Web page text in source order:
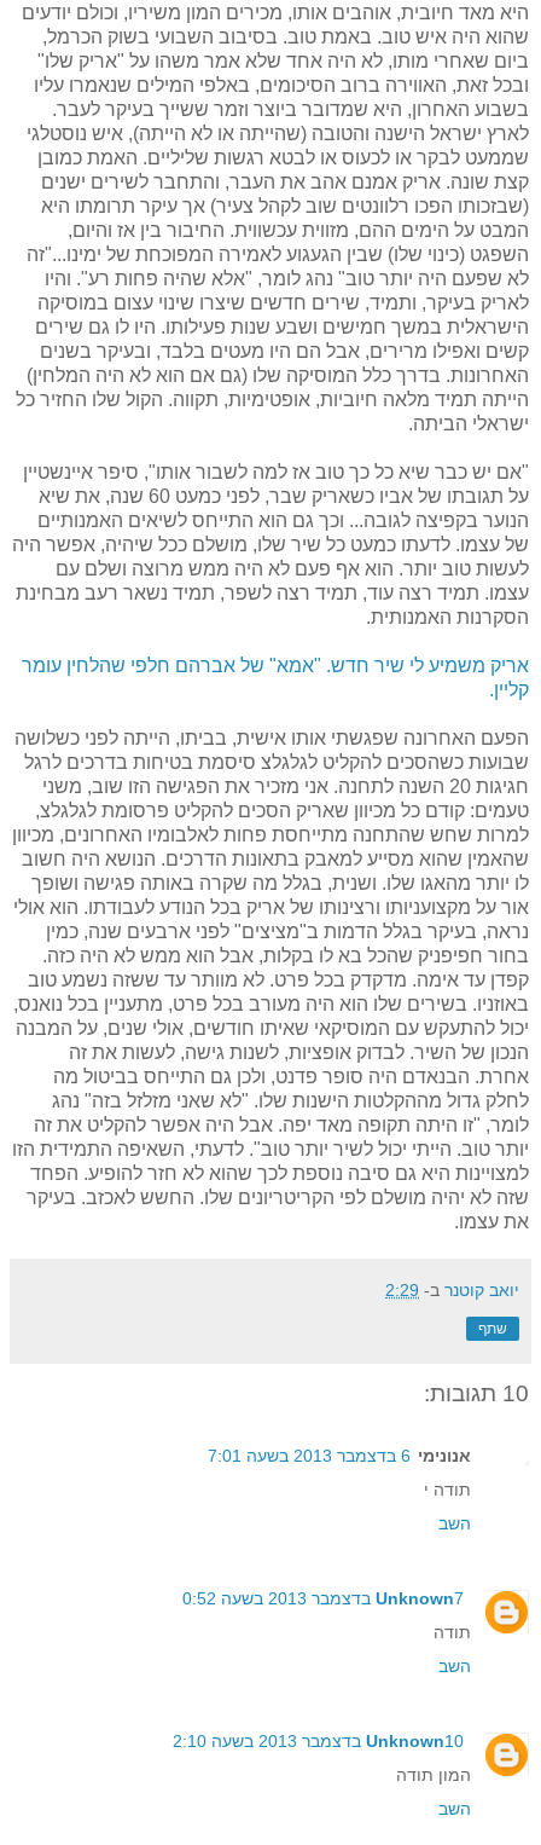
היא מאד חיובית, אוהבים אותו, מכירים המון משיריו, וכולם יודעים
שהוא היה איש טוב. באמת טוב. בסיבוב השבועי בשוק הכרמל,
ביום שאחרי מותו, לא היה אחד שלא אמר משהו על "אריק שלו"
ובכל זאת, האווירה ברוב הסיכומים, באלפי המילים שנאמרו עליו
בשבוע האחרון, היא שמדובר ביוצר וזמר ששייך בעיקר לעבר.
לארץ ישראל הישנה והטובה (שהייתה או לא הייתה), איש נוסטלגי
שממעט לבקר או לכעוס או לבטא רגשות שליליים. האמת כמובן
קצת שונה. אריק אמנם אהב את העבר, והתחבר לשירים ישנים
(שבזכותו הפכו רלוונטים שוב לקהל צעיר) אך עיקר תרומתו היא
המבט על הימים ההם, מזווית עכשווית. החיבור בין אז והיום,
השפגט (כינוי שלו) שבין הגעגוע לאמירה המפוכחת של ימינו..."זה
לא שפעם היה יותר טוב" נהג לומר, "אלא שהיה פחות רע". והיו
לאריק בעיקר, ותמיד, שירים חדשים שיצרו שינוי עצום במוסיקה
הישראלית במשך חמישים ושבע שנות פעילותו. היו לו גם שירים
קשים ואפילו מרירים, אבל הם היו מעטים בלבד, ובעיקר בשנים
האחרונות. בדרך כלל המוסיקה שלו (גם אם הוא לא היה המלחין)
הייתה תמיד מלאה חיוביות, אופטימיות, תקווה. הקול שלו החזיר כל
ישראלי הביתה.
"אם יש כבר שיא כל כך טוב אז למה לשבור אותו", סיפר איינשטיין
על תגובתו של אביו כשאריק שבר, לפני כמעט 60 שנה, את שיא
הנוער בקפיצה לגובה... וכך גם הוא התייחס לשיאים האמנותיים
של עצמו. לדעתו כמעט כל שיר שלו, מושלם ככל שיהיה, אפשר היה
לעשות טוב יותר. הוא אף פעם לא היה ממש מרוצה ושלם עם
עצמו. תמיד רצה עוד, תמיד רצה לשפר, תמיד נשאר רעב מבחינת
הסקרנות האמנותית.
אריק משמיע לי שיר חדש. "אמא" של אברהם חלפי שהלחין עומר
קליין.
הפעם האחרונה שפגשתי אותו אישית, בביתו, הייתה לפני כשלושה
שבועות כשהסכים להקליט לגלגלצ סיסמת בטיחות בדרכים לרגל
חגיגות 20 השנה לתחנה. אני מזכיר את הפגישה הזו שוב, משני
טעמים: קודם כל מכיוון שאריק הסכים להקליט פרסומת לגלגלצ,
למרות שחש שהתחנה מתייחסת פחות לאלבומיו האחרונים, מכיוון
שהאמין שהוא מסייע למאבק בתאונות הדרכים. הנושא היה חשוב
לו יותר מהאגו שלו. ושנית, בגלל מה שקרה באותה פגישה ושופך
אור על מקצועניותו ורצינותו של אריק בכל הנודע לעבודתו. הוא אולי
נראה, בעיקר בגלל הדמות ב"מציצים" לפני ארבעים שנה, כמין
בחור חפיפניק שהכל בא לו בקלות, אבל הוא ממש לא היה כזה.
קפדן עד אימה. מדקדק בכל פרט. לא מוותר עד ששזה נשמע טוב
באוזניו. בשירים שלו הוא היה מעורב בכל פרט, מתעניין בכל נואנס,
יכול להתעקש עם המוסיקאי שאיתו חודשים, אולי שנים, על המבנה
הנכון של השיר. לבדוק אופציות, לשנות גישה, לעשות את זה
אחרת. הבנאדם היה סופר פדנט, ולכן גם התייחס בביטול מה
לחלק גדול מההקלטות הישנות שלו. "לא שאני מזלזל בזה" נהג
לומר, "זו היתה תקופה מאד יפה. אבל היה אפשר להקליט את זה
יותר טוב. הייתי יכול לשיר יותר טוב". לדעתי, השאיפה התמידית הזו
למצויינות היא גם סיבה נוספת לכך שהוא לא חזר להופיע. הפחד
שזה לא יהיה מושלם לפי הקריטריונים שלו. החשש לאכזב. בעיקר
את עצמו.
יואב קוטנר ב- 2:29
שתף
10 תגובות:
אנונימי 6 בדצמבר 2013 בשעה 7:01
תודה י
השב
Unknown7 בדצמבר 2013 בשעה 0:52
תודה
השב
Unknown10 בדצמבר 2013 בשעה 2:10
המון תודה
השב